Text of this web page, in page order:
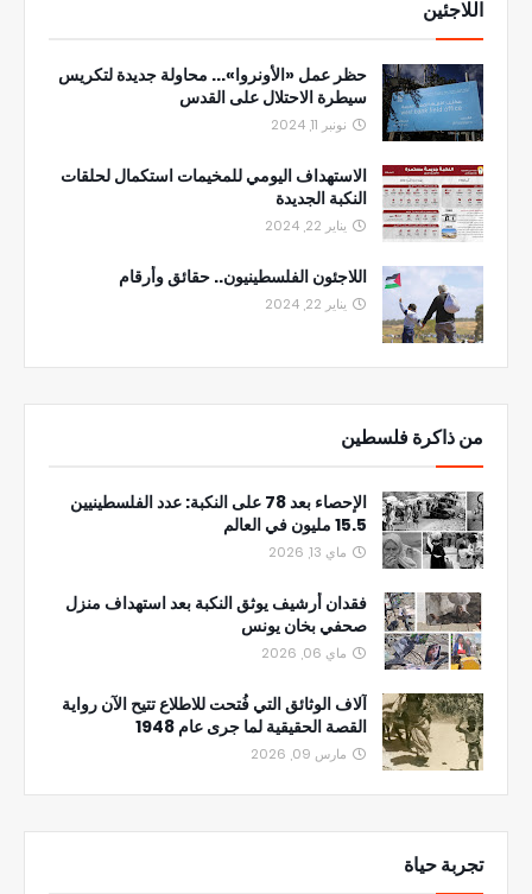
اللاجئين
حظر عمل «الأونروا»... محاولة جديدة لتكريس
سيطرة الاحتلال على القدس
نونبر 11, 2024
الاستهداف اليومي للمخيمات استكمال لحلقات
النكبة الجديدة
يناير 22, 2024
اللاجئون الفلسطينيون.. حقائق وأرقام
يناير 22, 2024
من ذاكرة فلسطين
الإحصاء بعد 78 على النكبة: عدد الفلسطينيين
15.5 مليون في العالم
ماي 13, 2026
فقدان أرشيف يوثق النكبة بعد استهداف منزل
صحفي بخان يونس
ماي 06, 2026
آلاف الوثائق التي فُتحت للاطلاع تتيح الآن رواية
القصة الحقيقية لما جرى عام 1948
مارس 09, 2026
تجربة حياة